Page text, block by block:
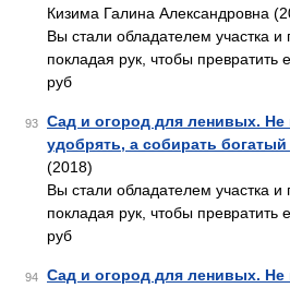
Кизима Галина Александровна
Вы стали обладателем участка и
покладая рук, чтобы превратить
руб
93
Сад и огород для ленивых. Не
удобрять, а собирать
(2018)
Вы стали обладателем участка и
покладая рук, чтобы превратить
руб
94
Сад и огород для ленивых. Не